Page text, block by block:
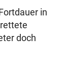
in
doch